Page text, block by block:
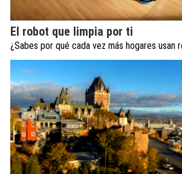
El robot que limpia por ti
¿Sabes por qué cada vez más hogares usan